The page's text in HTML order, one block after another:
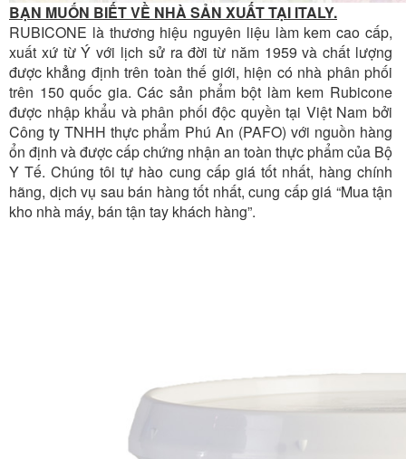
BẠN MUỐN BIẾT VỀ NHÀ SẢN XUẤT TẠI ITALY.
RUBICONE là thương hiệu nguyên liệu làm kem cao cấp,
xuất xứ từ Ý với lịch sử ra đời từ năm 1959 và chất lượng
được khẳng định trên toàn thế giới, hiện có nhà phân phối
trên 150 quốc gia. Các sản phẩm bột làm kem Rubicone
được nhập khẩu và phân phối độc quyền tại Việt Nam bởi
Công ty TNHH thực phẩm Phú An (PAFO) với nguồn hàng
ổn định và được cấp chứng nhận an toàn thực phẩm của Bộ
Y Tế. Chúng tôi tự hào cung cấp giá tốt nhất, hàng chính
hãng, dịch vụ sau bán hàng tốt nhất, cung cấp giá “Mua tận
kho nhà máy, bán tận tay khách hàng”.